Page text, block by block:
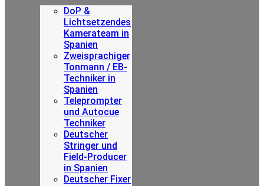
DoP &
Lichtsetzendes
Kamerateam in
Spanien
Zweisprachiger
Tonmann / EB-
Techniker in
Spanien
Teleprompter
und Autocue
Techniker
Deutscher
Stringer und
Field-Producer
in Spanien
Deutscher Fixer